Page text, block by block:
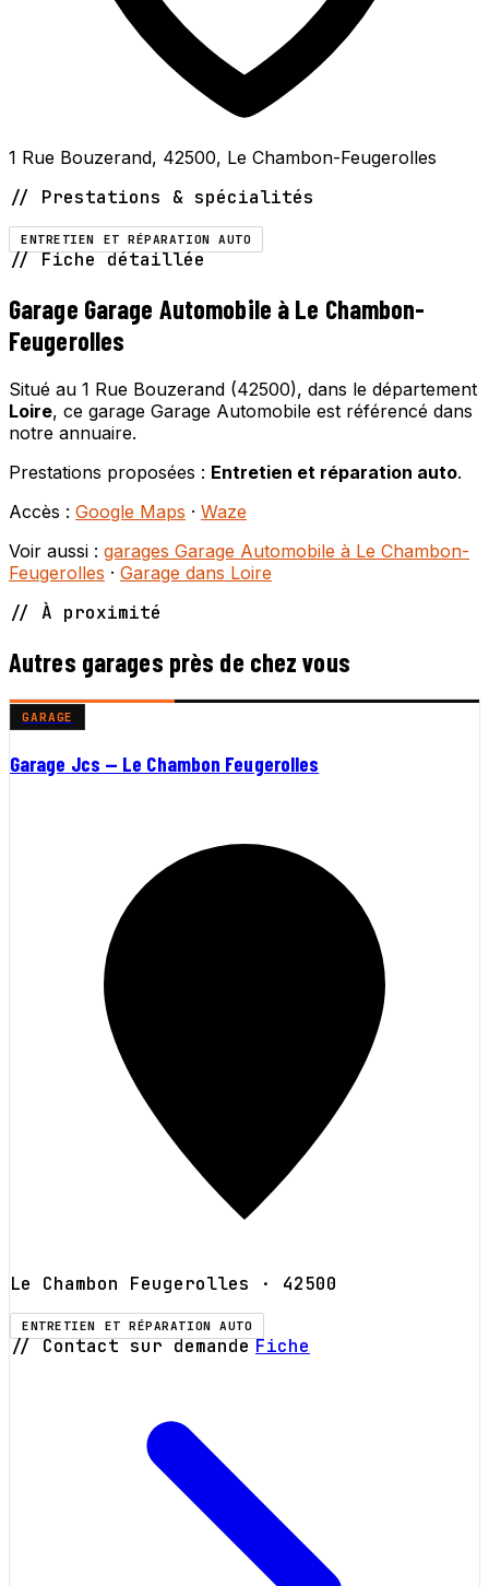
1 Rue Bouzerand, 42500, Le Chambon-Feugerolles
// Prestations & spécialités
ENTRETIEN ET RÉPARATION AUTO
// Fiche détaillée
Garage Garage Automobile à Le Chambon-
Feugerolles
Situé au 1 Rue Bouzerand (42500), dans le département
Loire, ce garage Garage Automobile est référencé dans
notre annuaire.
Prestations proposées : Entretien et réparation auto.
Accès : Google Maps · Waze
Voir aussi : garages Garage Automobile à Le Chambon-
Feugerolles · Garage dans Loire
// À proximité
Autres garages près de chez vous
GARAGE
Garage Jcs — Le Chambon Feugerolles
Le Chambon Feugerolles · 42500
ENTRETIEN ET RÉPARATION AUTO
// Contact sur demande Fiche